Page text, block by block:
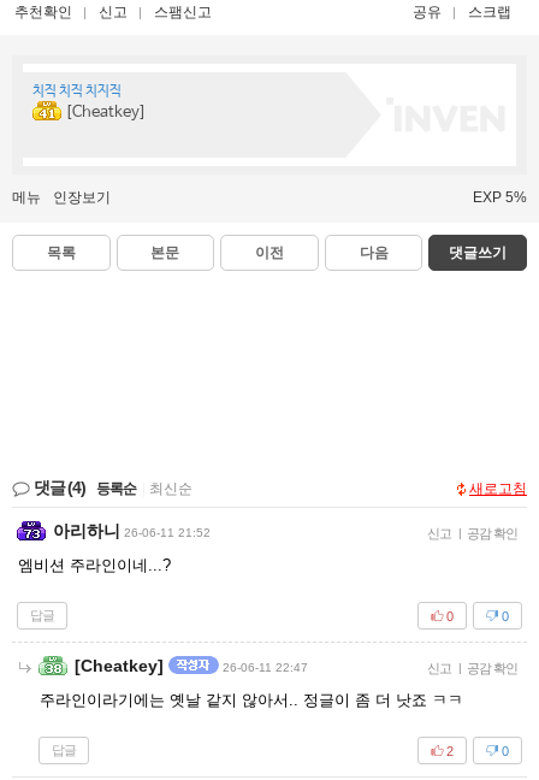
추천확인 신고 스팸신고 공유 스크랩
치직 치직 치지직
[Cheatkey]
메뉴 인장보기 EXP 5%
목록 본문 이전 다음 댓글쓰기
댓글(4) 등록순 최신순 새로고침
아리하니 26-06-11 21:52 신고 | 공감 확인
엠비션 주라인이네...?
답글 0
0
[Cheatkey] 26-06-11 22:47 신고 | 공감 확인
주라인이라기에는 옛날 같지 않아서.. 정글이 좀 더 낫죠 ㅋㅋ
답글 0
2